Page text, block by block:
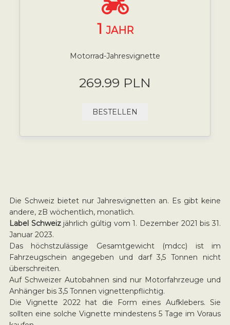
1 JAHR
Motorrad-Jahresvignette
269.99 PLN
BESTELLEN
Die Schweiz bietet nur Jahresvignetten an. Es gibt keine
andere, zB wöchentlich, monatlich.
Label Schweizjährlich gültig vom 1. Dezember 2021 bis 31.
Januar 2023.
Das höchstzulässige Gesamtgewicht (mdcc) ist im
Fahrzeugschein angegeben und darf 3,5 Tonnen nicht
überschreiten.
Auf Schweizer Autobahnen sind nur Motorfahrzeuge und
Anhänger bis 3,5 Tonnen vignettenpflichtig.
Die Vignette 2022 hat die Form eines Aufklebers. Sie
sollten eine solche Vignette mindestens 5 Tage im Voraus